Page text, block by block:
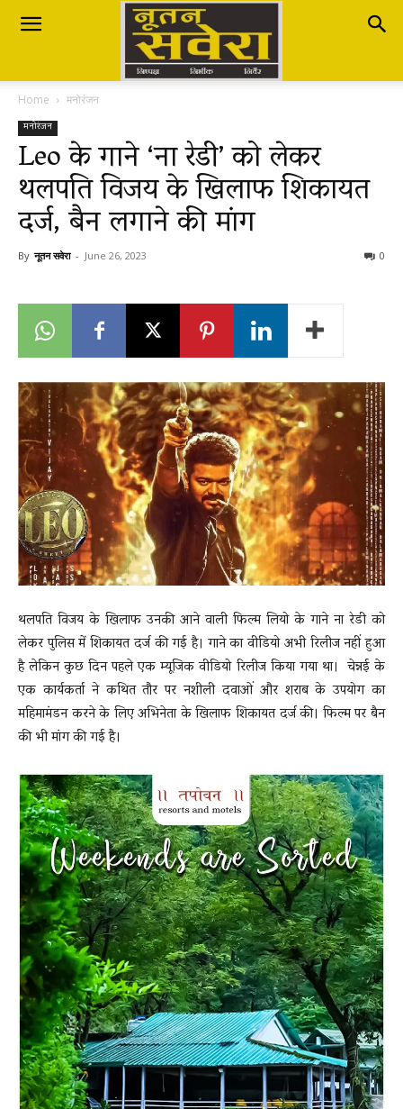
Nutan
Savera
नूतन
सवेरा
Breaking
News
LIVE
Home मनोरंजन
मनोरंजन
Leo के गाने ‘ना रेडी’ को लेकर
थलपति विजय के खिलाफ शिकायत
दर्ज, बैन लगाने की मांग
By नूतन सवेरा - June 26, 2023 0
थलपति विजय के खिलाफ उनकी आने वाली फिल्म लियो के गाने ना रेडी को
लेकर पुलिस में शिकायत दर्ज की गई है। गाने का वीडियो अभी रिलीज नहीं हुआ
है लेकिन कुछ दिन पहले एक म्यूजिक वीडियो रिलीज किया गया था। चेन्नई के
एक कार्यकर्ता ने कथित तौर पर नशीली दवाओं और शराब के उपयोग का
महिमामंडन करने के लिए अभिनेता के खिलाफ शिकायत दर्ज की। फिल्म पर बैन
की भी मांग की गई है।